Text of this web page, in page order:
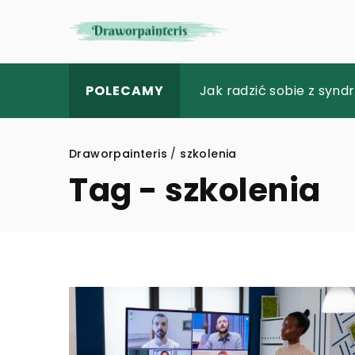
POLECAMY Zalety nowoczesnego
Jak radzić sobie z
Magia
Draworpainteris / szkolenia
Tag - szkolenia